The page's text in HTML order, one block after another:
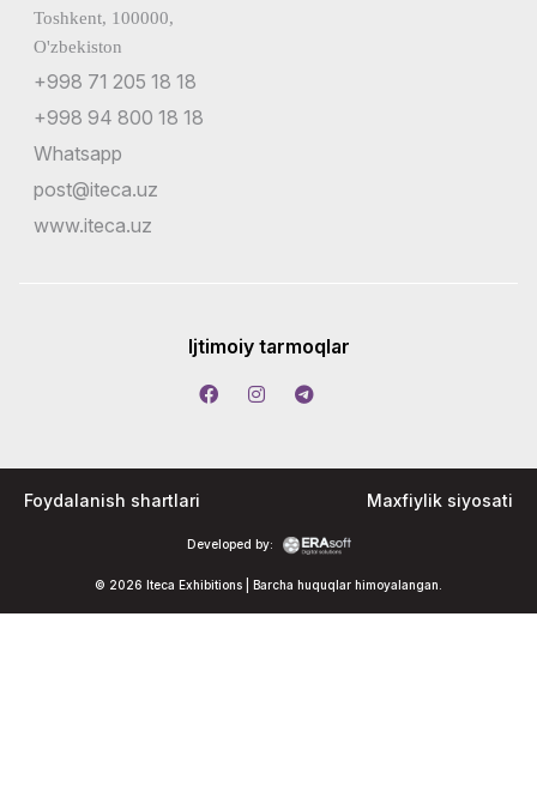
Toshkent, 100000,
O'zbekiston
+998 71 205 18 18
+998 94 800 18 18
Whatsapp
post@iteca.uz
www.iteca.uz
Ijtimoiy tarmoqlar
© 2026 Iteca Exhibitions | Barcha huquqlar himoyalangan.
Developed by:
Foydalanish shartlari Maxfiylik siyosati